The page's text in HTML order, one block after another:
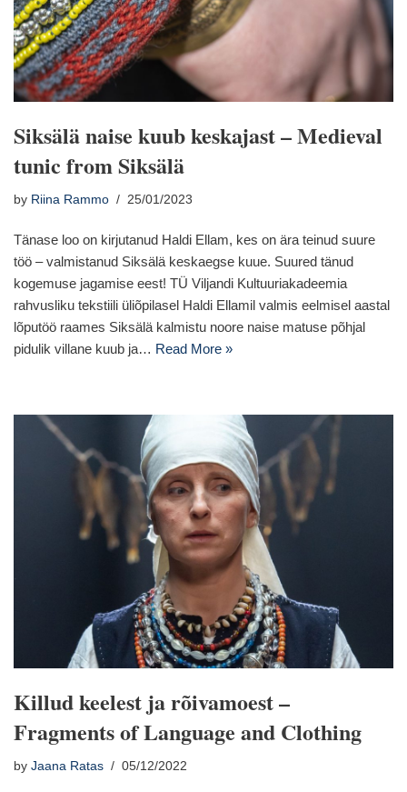
Siksälä naise kuub keskajast – Medieval
tunic from Siksälä
by Riina Rammo 25/01/2023
Tänase loo on kirjutanud Haldi Ellam, kes on ära teinud suure
töö – valmistanud Siksälä keskaegse kuue. Suured tänud
kogemuse jagamise eest! TÜ Viljandi Kultuuriakadeemia
rahvusliku tekstiili üliõpilasel Haldi Ellamil valmis eelmisel aastal
lõputöö raames Siksälä kalmistu noore naise matuse põhjal
pidulik villane kuub ja… Read More »
Killud keelest ja rõivamoest –
Fragments of Language and Clothing
by Jaana Ratas 05/12/2022